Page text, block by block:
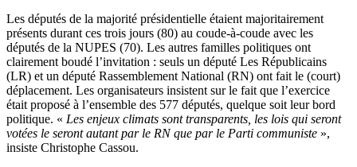
Les députés de la majorité présidentielle étaient majoritairement
présents durant ces trois jours (80) au coude-à-coude avec les
députés de la NUPES (70). Les autres familles politiques ont
clairement boudé l’invitation : seuls un député Les Républicains
(LR) et un député Rassemblement National (RN) ont fait le (court)
déplacement. Les organisateurs insistent sur le fait que l’exercice
était proposé à l’ensemble des 577 députés, quelque soit leur bord
politique. « Les enjeux climats sont transparents, les lois qui seront
votées le seront autant par le RN que par le Parti communiste »,
insiste Christophe Cassou.